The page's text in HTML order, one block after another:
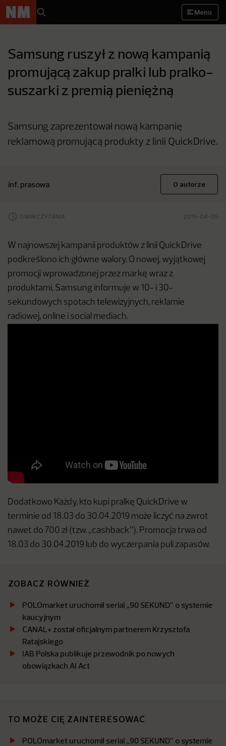
Menu
Samsung ruszył z nową kampanią
promującą zakup pralki lub pralko-
suszarki z premią pieniężną
Samsung zaprezentował nową kampanię
reklamową promującą produkty z linii QuickDrive.
inf. prasowa O autorze
0 MIN CZYTANIA 2019-04-05
W najnowszej kampanii produktów z linii QuickDrive
podkreślono ich główne walory. O nowej, wyjątkowej
promocji wprowadzonej przez markę wraz z
produktami, Samsung informuje w 10- i 30-
sekundowych spotach telewizyjnych, reklamie
radiowej, online i social mediach.
Dodatkowo Każdy, kto kupi pralkę QuickDrive w
terminie od 18.03 do 30.04.2019 może liczyć na zwrot
nawet do 700 zł (tzw. „cashback”). Promocja trwa od
18.03 do 30.04.2019 lub do wyczerpania puli zapasów.
ZOBACZ RÓWNIEŻ
POLOmarket uruchomił serial „90 SEKUND” o systemie
kaucyjnym
CANAL+ został oficjalnym partnerem Krzysztofa
Ratajskiego
IAB Polska publikuje przewodnik po nowych
obowiązkach AI Act
TO MOŻE CIĘ ZAINTERESOWAĆ
POLOmarket uruchomił serial „90 SEKUND” o systemie